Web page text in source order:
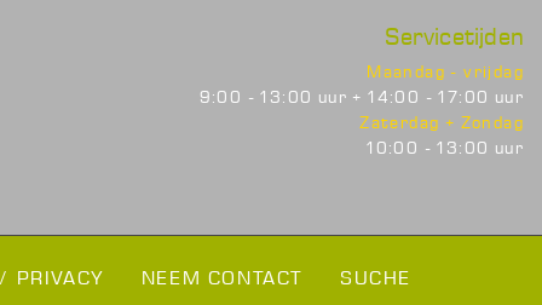
Servicetijden
Maandag - vrijdag
9:00 - 13:00 uur + 14:00 - 17:00 uur
Zaterdag + Zondag
10:00 - 13:00 uur
PRIVACY NEEM CONTACT SUCHE